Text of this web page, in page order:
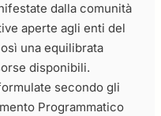
dalla comunità
aperte agli enti del
una equilibrata
disponibili.
secondo gli
Programmatico